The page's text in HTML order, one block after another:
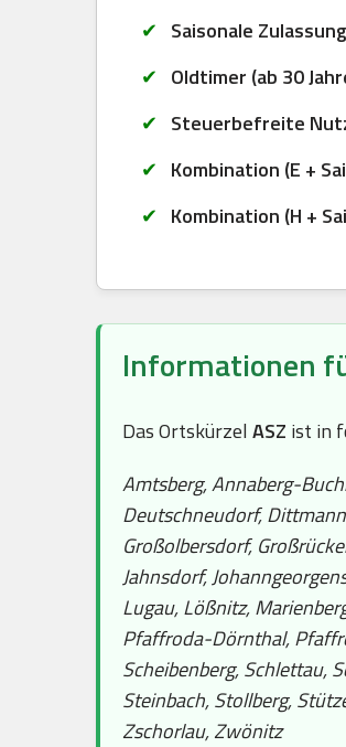
Saisonale
Oldtimer (ab 30
Steuerbefreite
Kombination (E +
Kombination (H +
Informationen
Das OrtskürzelASZ ist in
Amtsberg, Annaberg-
Deutschneudorf,
Großolbersdorf,
Jahnsdorf,
Lugau, Lößnitz,
Pfaffroda-Dörnthal,
Scheibenberg, Schlettau,
Steinbach, Stollberg,
Zschorlau, Zwönitz